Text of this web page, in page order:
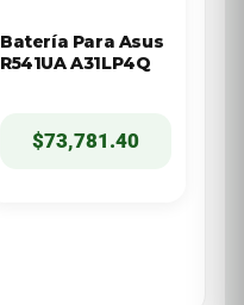
Batería Para Asus
R541UA A31LP4Q
$73,781.40